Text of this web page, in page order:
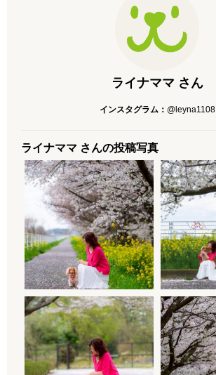
ライナママ さん
インスタグラム： @leyna1108
ライナママ さんの投稿写真